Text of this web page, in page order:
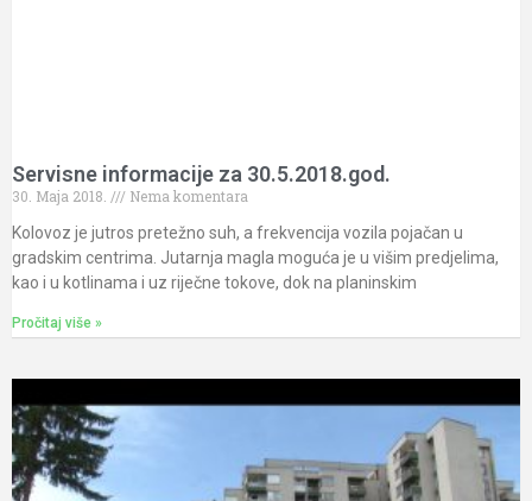
Servisne informacije za 30.5.2018.god.
30. Maja 2018.
Nema komentara
Kolovoz je jutros pretežno suh, a frekvencija vozila pojačan u
gradskim centrima. Jutarnja magla moguća je u višim predjelima,
kao i u kotlinama i uz riječne tokove, dok na planinskim
Pročitaj više »